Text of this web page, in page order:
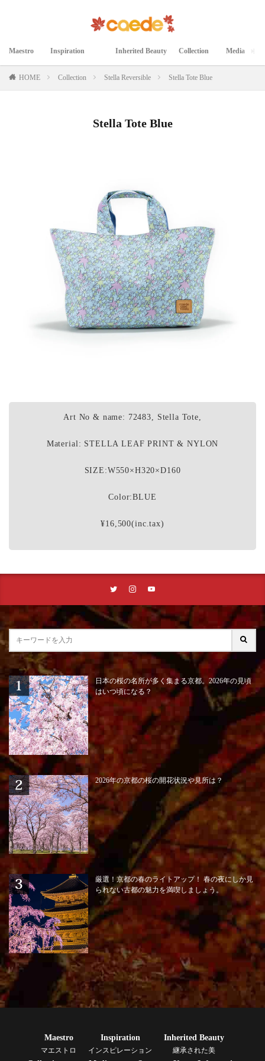
Maestro
マエストロ
Inspiration
インスピレーション
Inherited Beauty
継承された美
Collection
コレクション
Media
メディア掲載
HOME Collection Stella Reversible Stella Tote Blue
Stella Tote Blue
Art No & name: 72483, Stella Tote,
Material: STELLA LEAF PRINT & NYLON
SIZE:W550×H320×D160
Color:BLUE
¥16,500(inc.tax)
日本の桜の名所が多く集まる京都。2026年の見頃
はいつ頃になる？
2026年の京都の桜の開花状況や見所は？
厳選！京都の春のライトアップ！ 春の夜にしか見
られない古都の魅力を満喫しましょう。
Maestro
マエストロ
Inspiration
インスピレーション
Inherited Beauty
継承された美